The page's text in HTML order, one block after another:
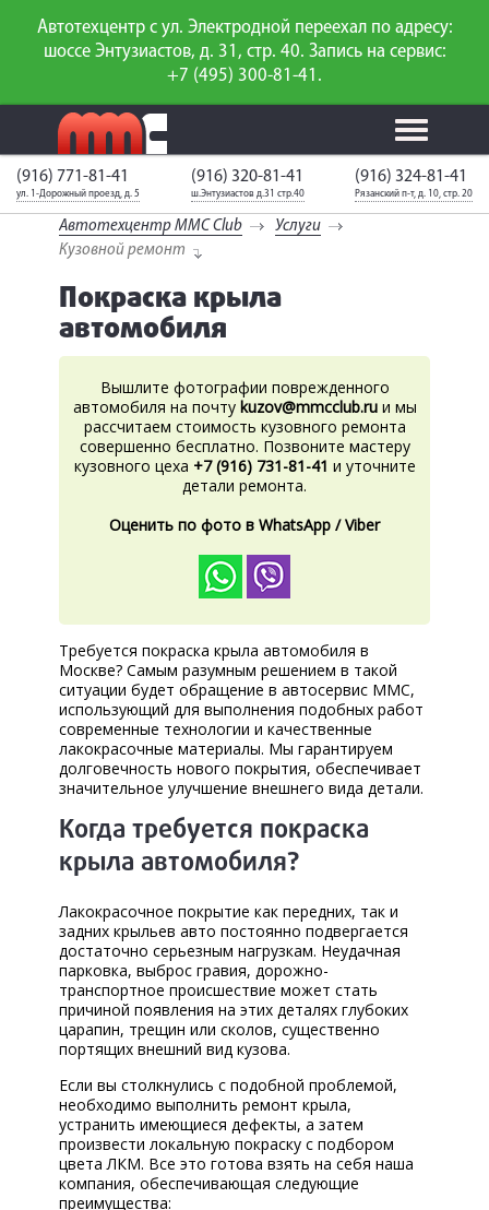
Автотехцентр с ул. Электродной переехал по адресу:
шоссе Энтузиастов, д. 31, стр. 40. Запись на сервис:
+7 (495) 300-81-41.
Калькулятор
ТО
Каталог
запчастей
Калькулятор
слесарного
ремонта
Ваш автомобиль
неизвестен
ГАРАНТИИ
О СЕРВИСЕ
АКЦИИ
УСЛУГИ
КОРП.КЛИЕНТАМ
ЗАПЧАСТИ
ОТЗЫВЫ
КОНТАКТЫ
ЗАПИСЬ НА СЕРВИС
ЗАДАТЬ ВОПРОС
(916) 771-81-41
ул. 1-Дорожный проезд, д. 5
(916) 320-81-41
ш.Энтузиастов д.31 стр.40
(916) 324-81-41
Рязанский п-т, д. 10, стр. 20
Автотехцентр MMC Club
Услуги
Кузовной ремонт
Покраска крыла
автомобиля
Вышлите фотографии поврежденного
автомобиля на почту kuzov@mmcclub.ruи мы
рассчитаем стоимость кузовного ремонта
совершенно бесплатно. Позвоните мастеру
кузовного цеха +7 (916) 731-81-41 и уточните
детали ремонта.
Оценить по фото в WhatsApp / Viber
Требуется покраска крыла автомобиля в
Москве? Самым разумным решением в такой
ситуации будет обращение в автосервис MMC,
использующий для выполнения подобных работ
современные технологии и качественные
лакокрасочные материалы. Мы гарантируем
долговечность нового покрытия, обеспечивает
значительное улучшение внешнего вида детали.
Когда требуется покраска
крыла автомобиля?
Лакокрасочное покрытие как передних, так и
задних крыльев авто постоянно подвергается
достаточно серьезным нагрузкам. Неудачная
парковка, выброс гравия, дорожно-
транспортное происшествие может стать
причиной появления на этих деталях глубоких
царапин, трещин или сколов, существенно
портящих внешний вид кузова.
Если вы столкнулись с подобной проблемой,
необходимо выполнить ремонт крыла,
устранить имеющиеся дефекты, а затем
произвести локальную покраску с подбором
цвета ЛКМ. Все это готова взять на себя наша
компания, обеспечивающая следующие
преимущества: